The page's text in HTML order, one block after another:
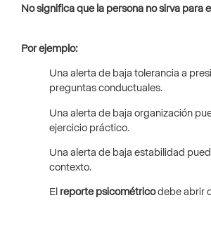
No significa que la persona no sirva para
Por ejemplo:
Una alerta de baja tolerancia a
preguntas conductuales.
Una alerta de baja organización
ejercicio práctico.
Una alerta de baja estabilidad
contexto.
El reporte psicométricodebe abrir